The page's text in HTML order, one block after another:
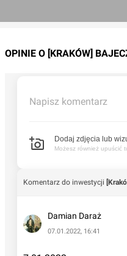
OPINIE O [KRAKÓW]
Napisz komentarz
Dodaj zdjęcia lub
Możesz również upuścić
Komentarz do inwestycji
Damian Daraż
07.01.2022, 16:41